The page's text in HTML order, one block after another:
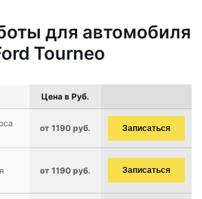
для автомобиля
Tourneo
Цена в Руб.
от 1190 руб. Записаться
от 1190 руб. Записаться